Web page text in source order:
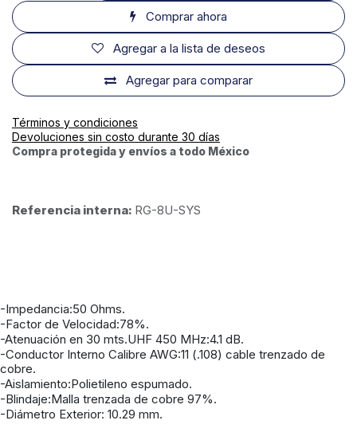
Comprar ahora
Agregar para comparar
Agregar a la lista de deseos
Términos y condiciones
Devoluciones sin costo durante 30 días
Compra protegida y envíos a todo México
Referencia interna: RG-8U-SYS
-Impedancia:50 Ohms.
-Factor de Velocidad:78%.
-Atenuación en 30 mts.UHF 450 MHz:4.1 dB.
-Conductor Interno Calibre AWG:11 (.108) cable trenzado de
cobre.
-Aislamiento:Polietileno espumado.
-Blindaje:Malla trenzada de cobre 97%.
-Diámetro Exterior: 10.29 mm.